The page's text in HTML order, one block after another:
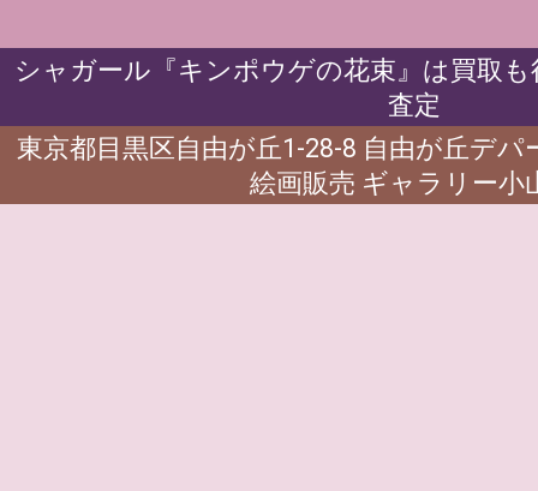
シャガール『キンポウゲの花束』は買取
査定
東京都目黒区自由が丘1-28-8 自由が丘デ
絵画販売 ギャラリー小